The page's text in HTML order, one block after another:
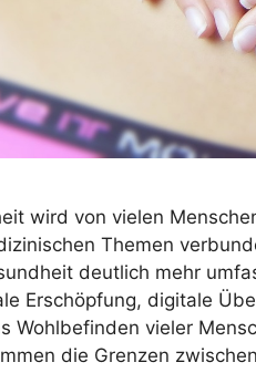
wird von vielen
Themen
deutlich mehr
Erschöpfung, digitale
Wohlbefinden vieler
die Grenzen